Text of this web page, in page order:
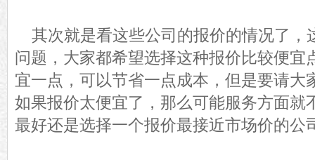
其次就是看这些公司的报价的情况了，
问题，大家都希望选择这种报价比较便宜
宜一点，可以节省一点成本，但是要请大
如果报价太便宜了，那么可能服务方面就
最好还是选择一个报价最接近市场价的公